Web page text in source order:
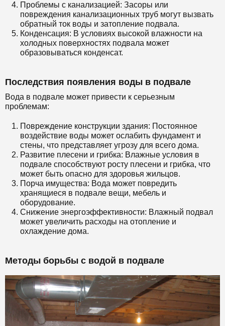
Проблемы с канализацией: Засоры или
повреждения канализационных труб могут вызвать
обратный ток воды и затопление подвала.
Конденсация: В условиях высокой влажности на
холодных поверхностях подвала может
образовываться конденсат.
Последствия появления воды в подвале
Вода в подвале может привести к серьезным
проблемам:
Повреждение конструкции здания: Постоянное
воздействие воды может ослабить фундамент и
стены, что представляет угрозу для всего дома.
Развитие плесени и грибка: Влажные условия в
подвале способствуют росту плесени и грибка, что
может быть опасно для здоровья жильцов.
Порча имущества: Вода может повредить
хранящиеся в подвале вещи, мебель и
оборудование.
Снижение энергоэффективности: Влажный подвал
может увеличить расходы на отопление и
охлаждение дома.
Методы борьбы с водой в подвале